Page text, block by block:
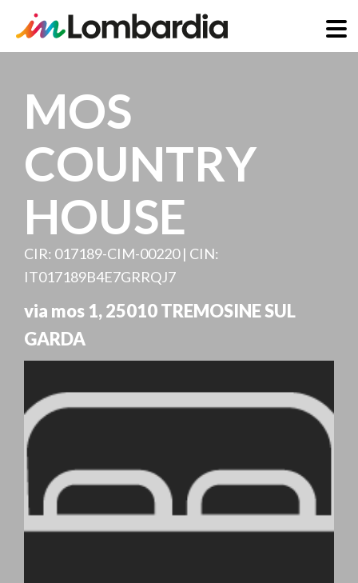
InhaltMOS
COUNTRY
HOUSE
CIR: 017189-CIM-00220 | CIN:
IT017189B4E7GRRQJ7
via mos 1,25010TREMOSINE SUL
GARDA